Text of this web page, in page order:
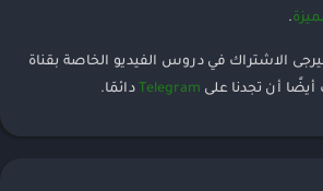
.
الاشتراك في دروس الفيديو الخاصة بقناة
أن تجدنا على Telegram دائمَا.